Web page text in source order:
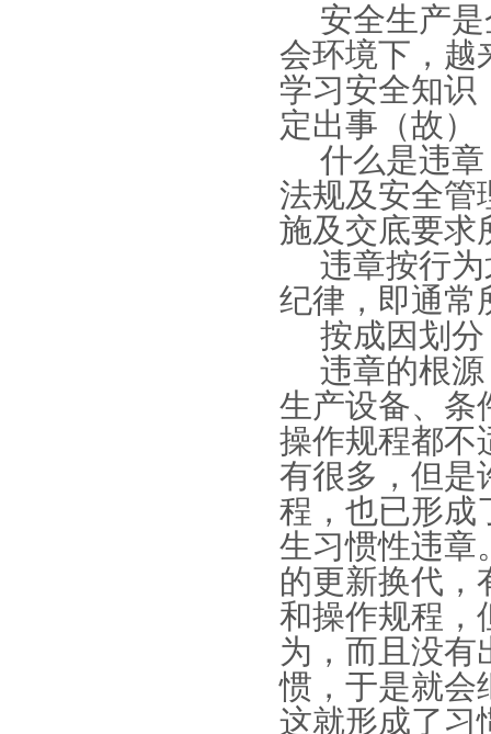
安全生产
会环境下，越
学习安全知识
定出事（故）
什么是违
法规及安全管
施及交底要求
违章按行
纪律，即通常
按成因划
违章的根
生产设备、条
操作规程都不
有很多，但是
程，也已形成
生习惯性违章
的更新换代，
和操作规程，
为，而且没有
惯，于是就会
这就形成了习